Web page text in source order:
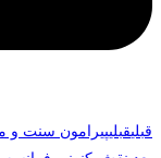
قبلیقبلیپیرامون سنت و